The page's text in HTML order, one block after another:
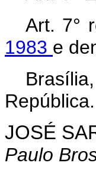
Art. 7°
1983 e
República.
JOSÉ
Paulo